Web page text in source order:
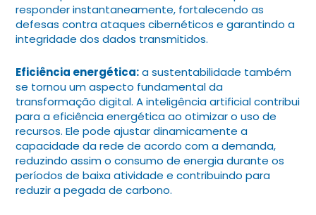
responder instantaneamente, fortalecendo as
defesas contra ataques cibernéticos e garantindo a
integridade dos dados transmitidos.
Eficiência energética:a sustentabilidade também
se tornou um aspecto fundamental da
transformação digital. A inteligência artificial contribui
para a eficiência energética ao otimizar o uso de
recursos. Ele pode ajustar dinamicamente a
capacidade da rede de acordo com a demanda,
reduzindo assim o consumo de energia durante os
períodos de baixa atividade e contribuindo para
reduzir a pegada de carbono.